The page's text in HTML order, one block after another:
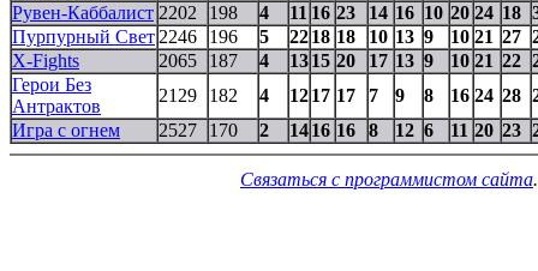
Рувен-Каббалист 2202 198 4 11 16 23 14 16 10 20 24 18
Пурпурный Свет 2246 196 5 2218 18 10 13 9 10 21 27
X-Fights
2065 187 4 1315 20 17 13 9 10 21 22
Герои Без
Антрактов
2129 182 4 1217 17 7 9 8 16 24 28
Игра с огнем
2527 170 2 1416 16 8 12 6 11 20 23
Связаться с программистом сайта.